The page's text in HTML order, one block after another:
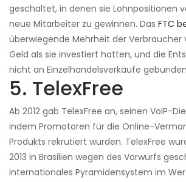
geschaltet, in denen sie Lohnpositionen
neue Mitarbeiter zu gewinnen. Das FTC
überwiegende Mehrheit der Verbraucher
Geld als sie investiert hatten, und die
nicht an Einzelhandelsverkäufe
5. TelexFree
Ab 2012 gab TelexFree an, seinen VoIP-
indem Promotoren für die Online-
Produkts rekrutiert wurden. TelexFree
2013 in Brasilien wegen des Vorwurfs
internationales Pyramidensystem im